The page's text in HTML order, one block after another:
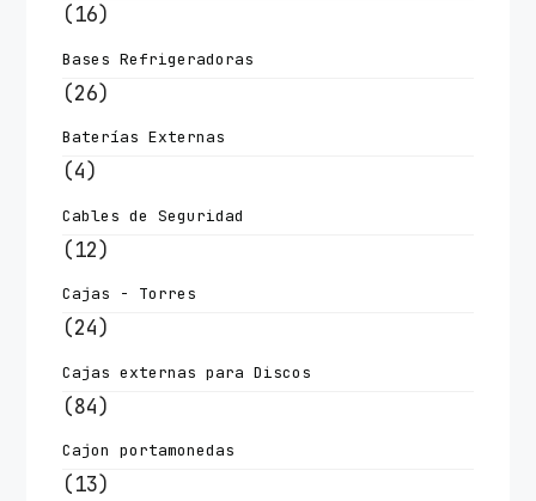
(16)
Bases Refrigeradoras
(26)
Baterías Externas
(4)
Cables de Seguridad
(12)
Cajas - Torres
(24)
Cajas externas para Discos
(84)
Cajon portamonedas
(13)